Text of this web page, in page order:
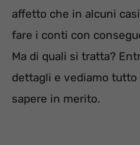
affetto che in alcuni
fare i conti con
Ma di quali si tratta?
dettagli e vediamo tutto
sapere in merito.